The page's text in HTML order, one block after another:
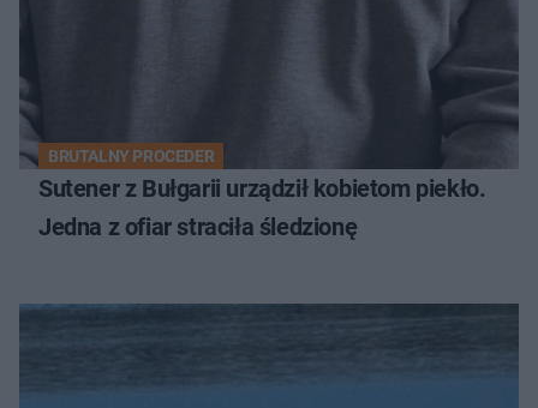
BRUTALNY PROCEDER
Sutener z Bułgarii urządził kobietom piekło.
Jedna z ofiar straciła śledzionę